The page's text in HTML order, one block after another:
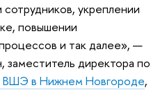
укреплении
повышении
и так далее», —
директора по
в Нижнем Новгороде,